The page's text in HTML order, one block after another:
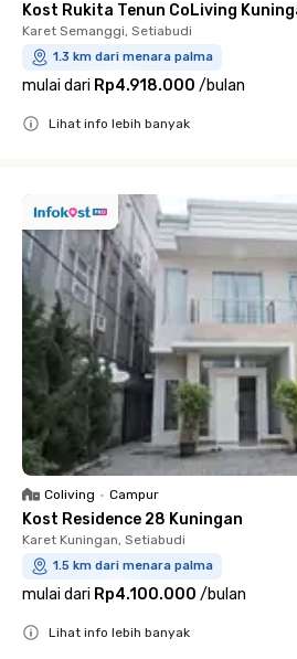
Kost Rukita Tenun CoLiving
Karet Semanggi, Setiabudi
1.3 km dari menara palma
mulai dari Rp4.918.000 /bulan
Lihat info lebih banyak
Coliving • Campur
Kost Residence 28 Kuningan
Karet Kuningan, Setiabudi
1.5 km dari menara palma
mulai dari Rp4.100.000 /bulan
Lihat info lebih banyak